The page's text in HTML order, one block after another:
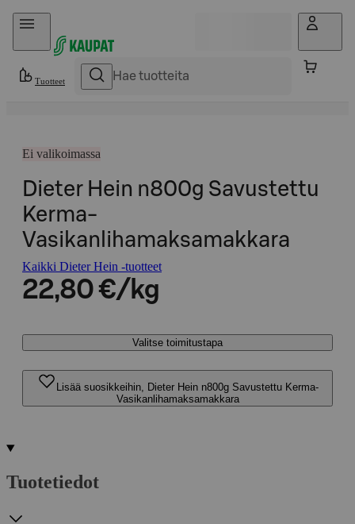
Hyppää sisältöön
Tuotteet
Ei valikoimassa
Dieter Hein n800g Savustettu
Kerma-
Vasikanlihamaksamakkara
Kaikki Dieter Hein -tuotteet
22,80 €/kg
Valitse toimitustapa
Lisää suosikkeihin, Dieter Hein n800g Savustettu Kerma-
Vasikanlihamaksamakkara
Tuotetiedot